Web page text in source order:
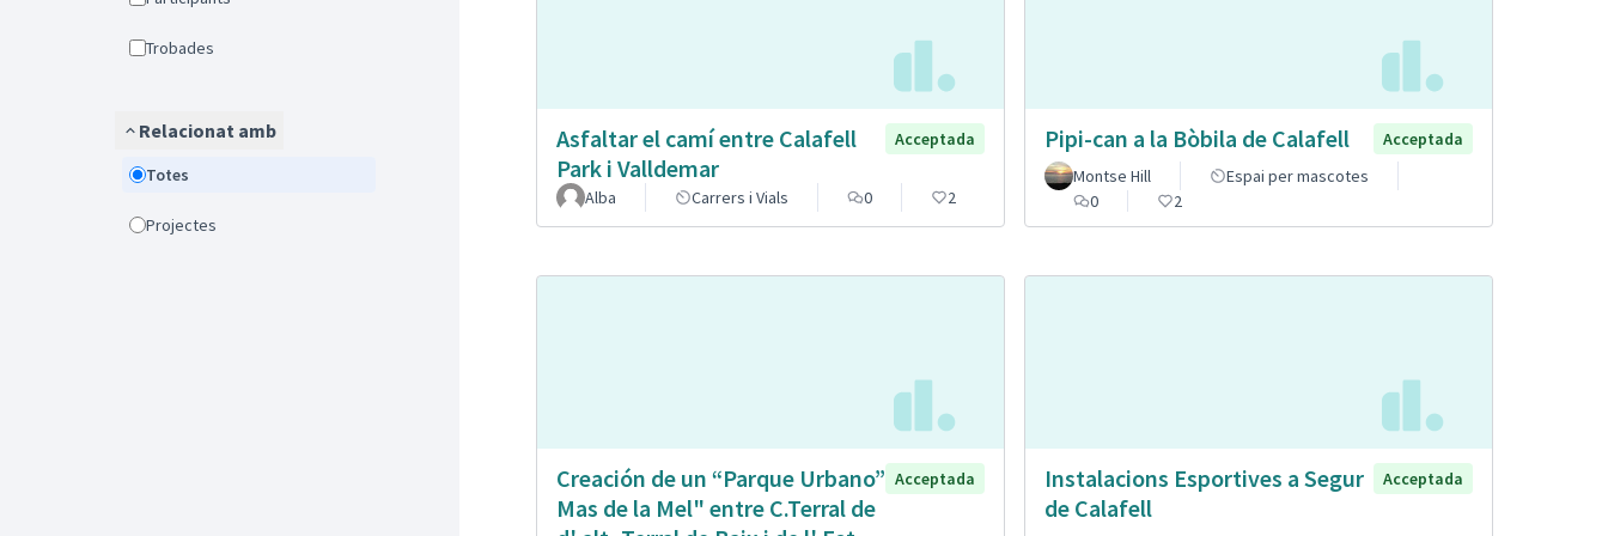
Trobades
Relacionat amb
Totes
Projectes
Asfaltar el camí entre Calafell
Park i Valldemar
Acceptada
Alba Carrers i Vials 0 2
Pipi-can a la Bòbila de Calafell
Acceptada
Montse Hill
Espai per mascotes
0
2
Creación de un “Parque Urbano”
Mas de la Mel" entre C.Terral de
Acceptada
Instalacions Esportives a Segur
de Calafell
Acceptada